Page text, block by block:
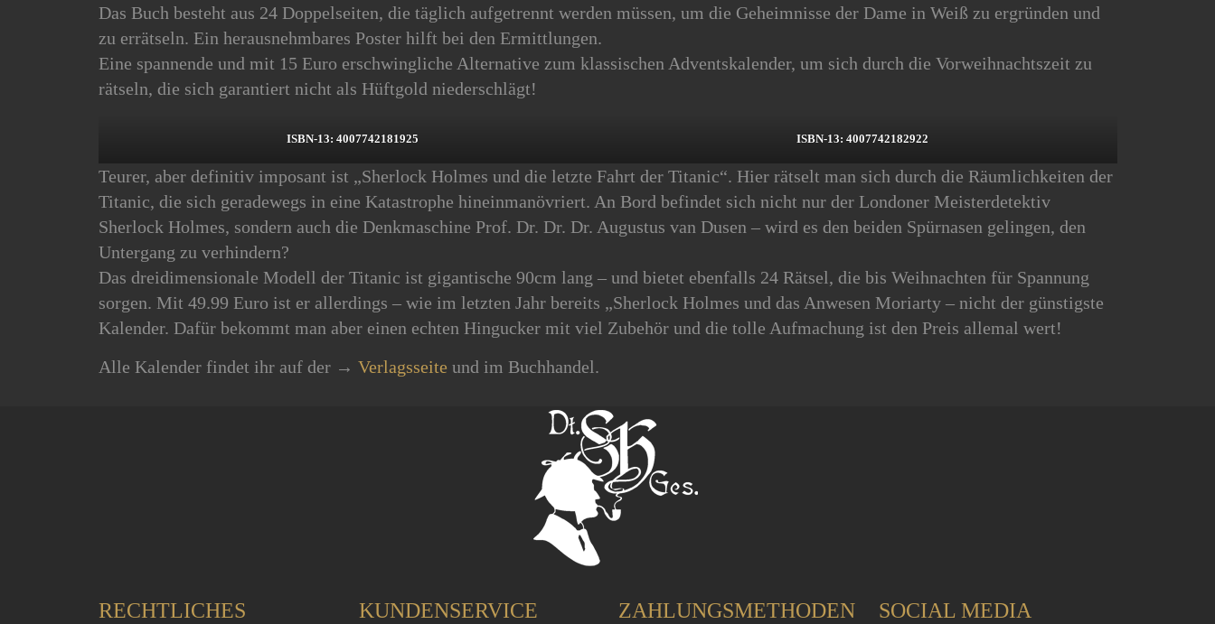
Das Buch besteht aus 24 Doppelseiten, die täglich aufgetrennt werden müssen, um die Geheimnisse der Dame in Weiß zu ergründen und
zu errätseln. Ein herausnehmbares Poster hilft bei den Ermittlungen.
Eine spannende und mit 15 Euro erschwingliche Alternative zum klassischen Adventskalender, um sich durch die Vorweihnachtszeit zu
rätseln, die sich garantiert nicht als Hüftgold niederschlägt!
ISBN-13: 4007742181925 ISBN-13: 4007742182922
Teurer, aber definitiv imposant ist „Sherlock Holmes und die letzte Fahrt der Titanic“. Hier rätselt man sich durch die Räumlichkeiten der
Titanic, die sich geradewegs in eine Katastrophe hineinmanövriert. An Bord befindet sich nicht nur der Londoner Meisterdetektiv
Sherlock Holmes, sondern auch die Denkmaschine Prof. Dr. Dr. Dr. Augustus van Dusen – wird es den beiden Spürnasen gelingen, den
Untergang zu verhindern?
Das dreidimensionale Modell der Titanic ist gigantische 90cm lang – und bietet ebenfalls 24 Rätsel, die bis Weihnachten für Spannung
sorgen. Mit 49.99 Euro ist er allerdings – wie im letzten Jahr bereits „Sherlock Holmes und das Anwesen Moriarty – nicht der günstigste
Kalender. Dafür bekommt man aber einen echten Hingucker mit viel Zubehör und die tolle Aufmachung ist den Preis allemal wert!
Alle Kalender findet ihr auf der → Verlagsseite und im Buchhandel.
RECHTLICHES KUNDENSERVICE ZAHLUNGSMETHODEN SOCIAL MEDIA